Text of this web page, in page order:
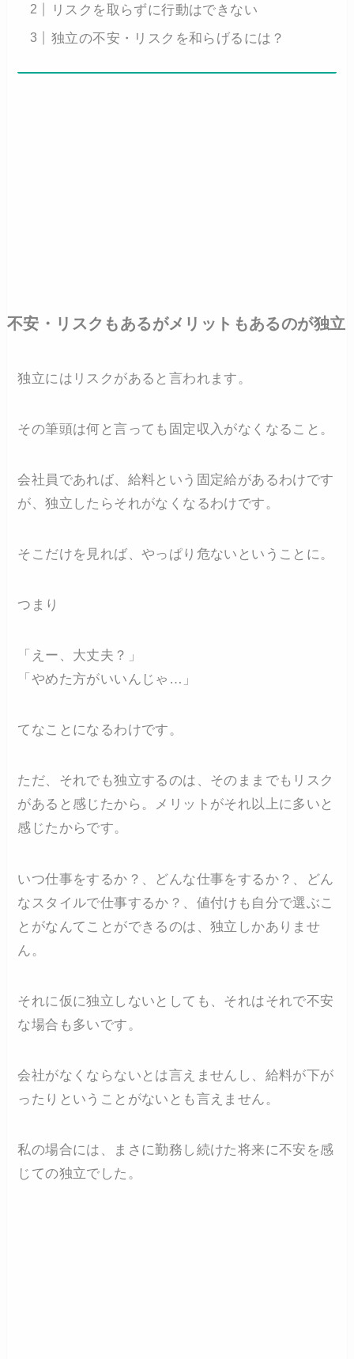
リスクを取らずに行動はできない
独立の不安・リスクを和らげるには？
不安・リスクもあるがメリットもあるのが独立
独立にはリスクがあると言われます。
その筆頭は何と言っても固定収入がなくなること。
会社員であれば、給料という固定給があるわけです
が、独立したらそれがなくなるわけです。
そこだけを見れば、やっぱり危ないということに。
つまり
「えー、大丈夫？」
「やめた方がいいんじゃ…」
てなことになるわけです。
ただ、それでも独立するのは、そのままでもリスク
があると感じたから。メリットがそれ以上に多いと
感じたからです。
いつ仕事をするか？、どんな仕事をするか？、どん
なスタイルで仕事するか？、値付けも自分で選ぶこ
とがなんてことができるのは、独立しかありませ
ん。
それに仮に独立しないとしても、それはそれで不安
な場合も多いです。
会社がなくならないとは言えませんし、給料が下が
ったりということがないとも言えません。
私の場合には、まさに勤務し続けた将来に不安を感
じての独立でした。